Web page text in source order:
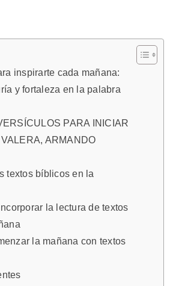
inspirarte cada mañana:
y fortaleza en la palabra
PARA INICIAR
ARMANDO
textos bíblicos en la
la lectura de textos
la mañana con textos